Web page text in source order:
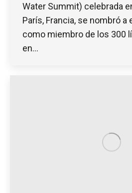
Water Summit) celebrada
París, Francia, se nombró
como miembro de los 300
en…